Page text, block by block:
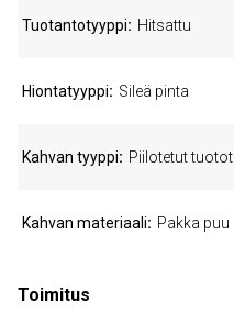
Tuotantotyyppi Hitsattu
Hiontatyyppi Sileä pinta
Kahvan tyyppi Piilotetut tuotot
Kahvan materiaali Pakka puu
Toimitus